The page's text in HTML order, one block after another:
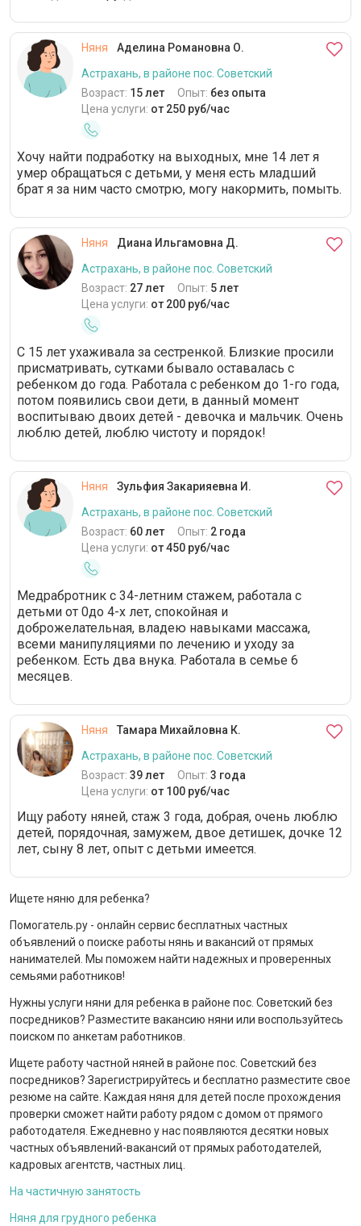
Няня
Аделина Романовна О.
Астрахань, в районе пос. Советский
Возраст: 15 лет Опыт: без опыта
Цена услуги: от 250 руб/час
Хочу найти подработку на выходных, мне 14 лет я
умер обращаться с детьми, у меня есть младший
брат я за ним часто смотрю, могу накормить, помыть.
Няня
Диана Ильгамовна Д.
Астрахань, в районе пос. Советский
Возраст: 27 лет Опыт: 5 лет
Цена услуги: от 200 руб/час
С 15 лет ухаживала за сестренкой. Близкие просили
присматривать, сутками бывало оставалась с
ребенком до года. Работала с ребенком до 1-го года,
потом появились свои дети, в данный момент
воспитываю двоих детей - девочка и мальчик. Очень
люблю детей, люблю чистоту и порядок!
Няня
Зульфия Закарияевна И.
Астрахань, в районе пос. Советский
Возраст: 60 лет Опыт: 2 года
Цена услуги: от 450 руб/час
Медрабротник с 34-летним стажем, работала с
детьми от 0до 4-х лет, спокойная и
доброжелательная, владею навыками массажа,
всеми манипуляциями по лечению и уходу за
ребенком. Есть два внука. Работала в семье 6
месяцев.
Няня
Тамара Михайловна К.
Астрахань, в районе пос. Советский
Возраст: 39 лет Опыт: 3 года
Цена услуги: от 100 руб/час
Ищу работу няней, стаж 3 года, добрая, очень люблю
детей, порядочная, замужем, двое детишек, дочке 12
лет, сыну 8 лет, опыт с детьми имеется.
Ищете няню для ребенка?
Помогатель.ру - онлайн сервис бесплатных частных
объявлений о поиске работы нянь и вакансий от прямых
нанимателей. Мы поможем найти надежных и проверенных
семьями работников!
Нужны услуги няни для ребенка в районе пос. Советский без
посредников? Разместите вакансию няни или воспользуйтесь
поиском по анкетам работников.
Ищете работу частной няней в районе пос. Советский без
посредников? Зарегистрируйтесь и бесплатно разместите свое
резюме на сайте. Каждая няня для детей после прохождения
проверки сможет найти работу рядом с домом от прямого
работодателя. Ежедневно у нас появляются десятки новых
частных объявлений-вакансий от прямых работодателей,
кадровых агентств, частных лиц.
На частичную занятость
Няня для грудного ребенка